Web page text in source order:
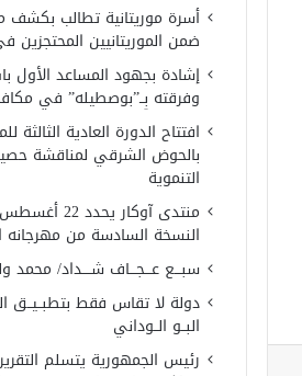
أسرة موريتانية تطالب بكشف
ضمن الموريتانيين المحتجزين
إشادة بجهود المساعد الأول
وفرقته بِــ”بوصطيله” في
افتتاح الدورة العادية
بالحوض الشرقي لمناقشة
التنموية
منتدى آوكار
النسخة السادسة من مهرجانه
سبـــع عـــجـــاف شــــداد/
دولة لا تقاس فقط بتطبــيــق
البــو الــوداني
رئيس الجمهورية يتسلم